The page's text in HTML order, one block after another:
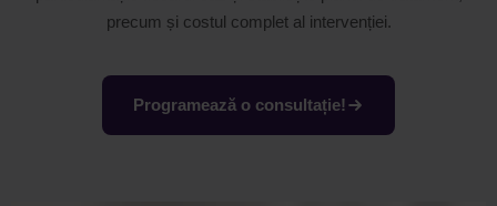
precum și costul complet al intervenției.
Programează o consultație!